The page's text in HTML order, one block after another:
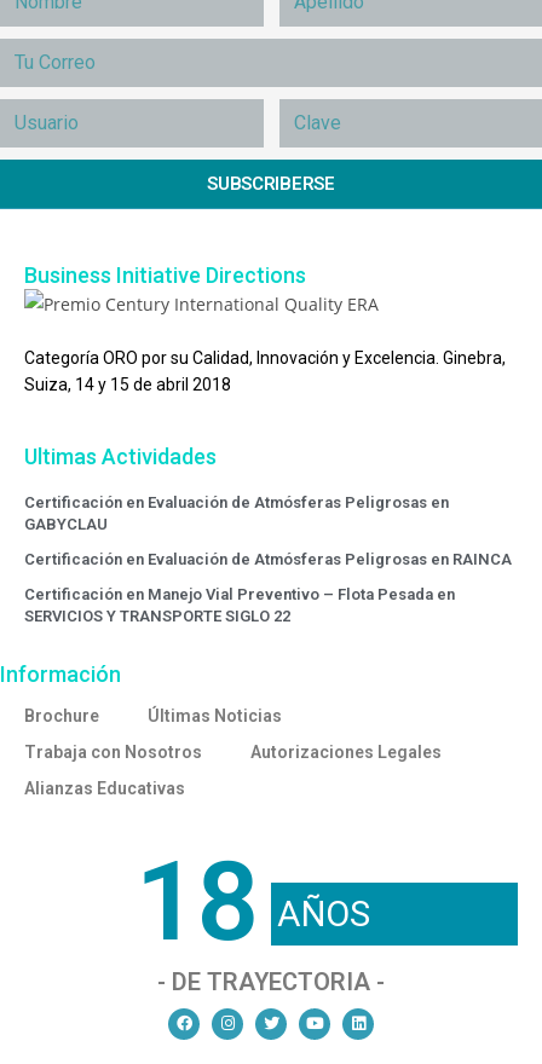
SUBSCRIBERSE
Business Initiative Directions
Categoría ORO por su Calidad, Innovación y Excelencia. Ginebra,
Suiza, 14 y 15 de abril 2018
Ultimas Actividades
Certificación en Evaluación de Atmósferas Peligrosas en
GABYCLAU
Certificación en Evaluación de Atmósferas Peligrosas en RAINCA
Certificación en Manejo Vial Preventivo – Flota Pesada en
SERVICIOS Y TRANSPORTE SIGLO 22
Información
Brochure
Últimas Noticias
Trabaja con Nosotros
Autorizaciones Legales
Alianzas Educativas
18 AÑOS
- DE TRAYECTORIA -